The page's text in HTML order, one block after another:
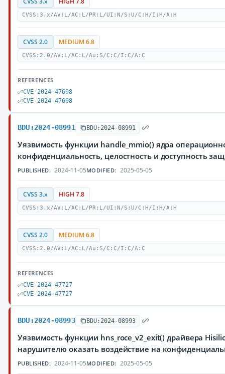
CVSS:3.x/AV:L/AC:L/PR:L/UI:N/S:U/C:H/I:H/A:H
CVSS 2.0 MEDIUM 6.8
CVSS:2.0/AV:L/AC:L/Au:S/C:C/I:C/A:C
REFERENCES
CVE-2024-47698
CVE-2024-47698
BDU:2024-08991 BDU:2024-08991
Уязвимость функции handle_mmio() ядра
конфиденциальность, целостность и доступность
PUBLISHED: 2024-11-05MODIFIED: 2025-05-05
CVSS 3.x HIGH 7.8
CVSS:3.x/AV:L/AC:L/PR:L/UI:N/S:U/C:H/I:H/A:H
CVSS 2.0 MEDIUM 6.8
CVSS:2.0/AV:L/AC:L/Au:S/C:C/I:C/A:C
REFERENCES
CVE-2024-47727
CVE-2024-47727
BDU:2024-08993 BDU:2024-08993
Уязвимость функции hns_roce_v2_exit() драйвера
нарушителю оказать воздействие на
PUBLISHED: 2024-11-05MODIFIED: 2025-05-05